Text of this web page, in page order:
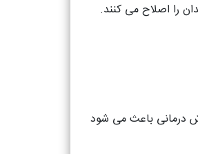
را اصلاح می کنند.
درمانی باعث می شود